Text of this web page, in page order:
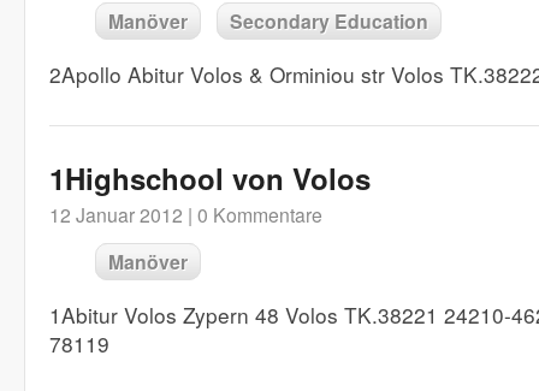
Manöver Secondary Education
2Apollo Abitur Volos & Orminiou str Volos
1Highschool von Volos
12 Januar 2012 | 0 Kommentare
Manöver
1Abitur Volos Zypern 48 Volos TK.38221 24210-
78119